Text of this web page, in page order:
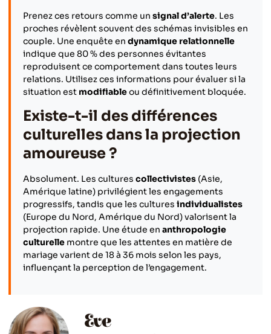
Prenez ces retours comme un signal d’alerte. Les
proches révèlent souvent des schémas invisibles en
couple. Une enquête en dynamique relationnelle
indique que 80 % des personnes évitantes
reproduisent ce comportement dans toutes leurs
relations. Utilisez ces informations pour évaluer si la
situation est modifiableou définitivement bloquée.
Existe-t-il des différences
culturelles dans la projection
amoureuse ?
Absolument. Les cultures collectivistes (Asie,
Amérique latine) privilégient les engagements
progressifs, tandis que les cultures individualistes
(Europe du Nord, Amérique du Nord) valorisent la
projection rapide. Une étude en anthropologie
culturelle montre que les attentes en matière de
mariage varient de 18 à 36 mois selon les pays,
influençant la perception de l’engagement.
Eve